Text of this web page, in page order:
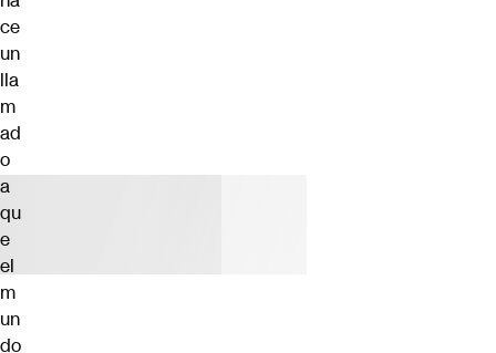
ce
un
lla
m
ad
o
a
qu
e
el
m
un
do